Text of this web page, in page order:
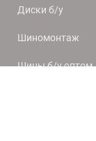
Диски б/у
Шиномонтаж
Шины б/у оптом